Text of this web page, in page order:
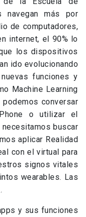
navegan más por
de computadores,
internet, el 90% lo
los dispositivos
ido evolucionando
funciones y
Machine Learning
conversar
o utilizar el
buscar
aplicar Realidad
con el virtual para
signos vitales
wearables. Las
y sus funciones